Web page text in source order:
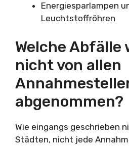
Energiesparlampen
Leuchtstoffröhren
Welche Abfälle
nicht von allen
abgenommen?
Wie eingangs geschrieben
Städten, nicht jede